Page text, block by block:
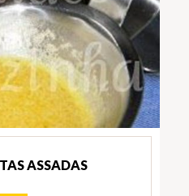
ASSADAS